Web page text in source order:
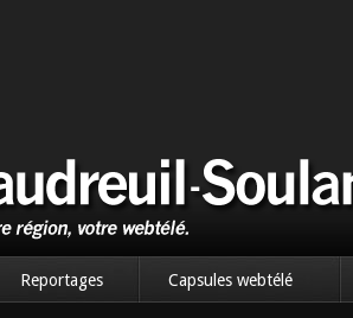
Reportages Capsules webtélé